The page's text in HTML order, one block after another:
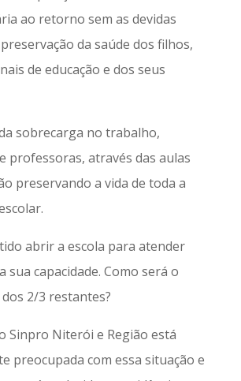
ao retorno sem as devidas
da saúde dos filhos,
de educação e dos seus
sobrecarga no trabalho,
professoras, através das aulas
preservando a vida de toda a
abrir a escola para atender
sua capacidade. Como será o
2/3 restantes?
Sinpro Niterói e Região está
preocupada com essa situação e